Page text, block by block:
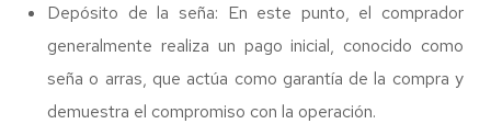
Depósito de la seña: En este punto, el comprador
generalmente realiza un pago inicial, conocido como
seña o arras, que actúa como garantía de la compra y
demuestra el compromiso con la operación.